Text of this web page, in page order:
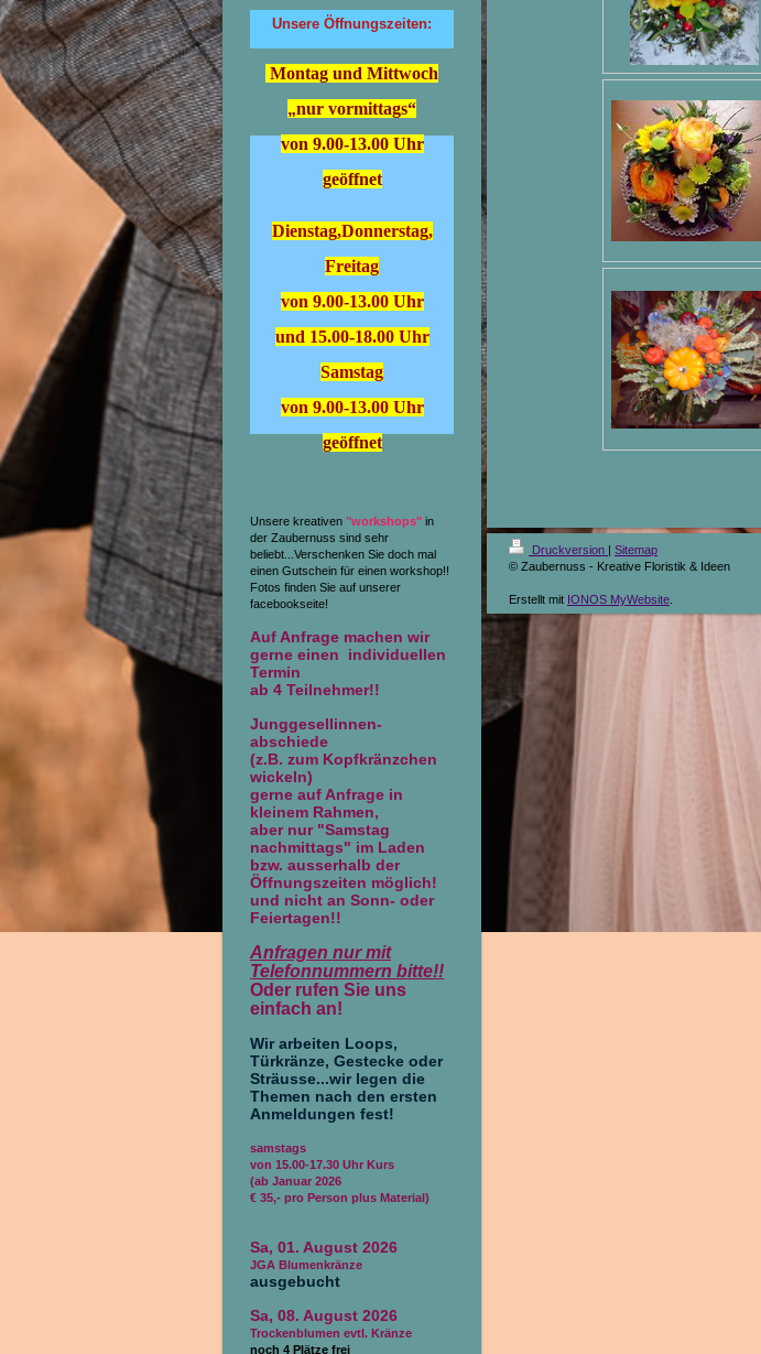
Unsere Öffnungszeiten:
Montag und Mittwoch
„nur vormittags“
von 9.00-13.00 Uhr
geöffnet
Dienstag,Donnerstag,
Freitag
von 9.00-13.00 Uhr
und 15.00-18.00 Uhr
Samstag
von 9.00-13.00 Uhr
geöffnet
Unsere kreativen "workshops" in
der Zaubernuss sind sehr
beliebt...Verschenken Sie doch mal
einen Gutschein für einen workshop!!
Fotos finden Sie auf unserer
facebookseite!
Auf Anfrage machen wir
gerne einen individuellen
Termin
ab 4 Teilnehmer!!
Junggesellinnen-
abschiede
(z.B. zum Kopfkränzchen
wickeln)
gerne auf Anfrage in
kleinem Rahmen,
aber nur "Samstag
nachmittags" im Laden
bzw. ausserhalb der
Öffnungszeiten möglich!
und nicht an Sonn- oder
Feiertagen!!
Anfragen nur mit
Telefonnummern bitte!!
Oder rufen Sie uns
einfach an!
Wir arbeiten Loops,
Türkränze, Gestecke oder
Sträusse...wir legen die
Themen nach den ersten
Anmeldungen fest!
samstags
von 15.00-17.30 Uhr Kurs
(ab Januar 2026
€ 35,- pro Person plus Material)
Sa, 01. August 2026
JGA Blumenkränze
ausgebucht
Sa, 08. August 2026
Trockenblumen evtl. Kränze
noch 4 Plätze frei
Druckversion | Sitemap
© Zaubernuss - Kreative Floristik & Ideen
Erstellt mit IONOS MyWebsite